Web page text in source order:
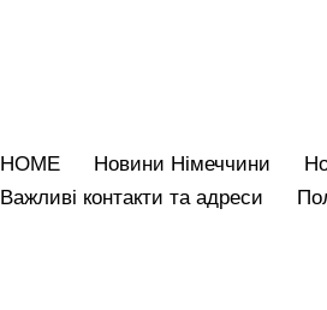
HOME
Новини Німеччини
Bажливі контакти та адреси